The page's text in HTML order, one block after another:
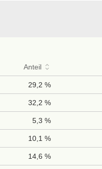
Anteil
29,2 %
32,2 %
5,3 %
10,1 %
14,6 %